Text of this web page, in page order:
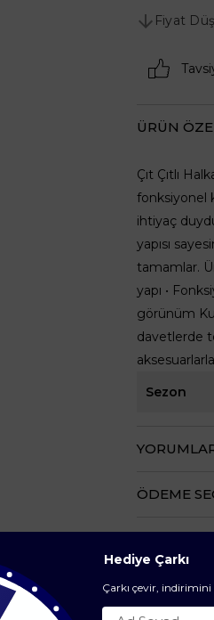
Fiyat
ÜRÜN
Çıt Çıtlı
fonksiyonel
ihtiyaç
yapısı
tamamlar.
yapı •
görünüm
davetlerde
Sezon
ÖDEME
Hediye Çarkı
Çarkı çevir, indirimini